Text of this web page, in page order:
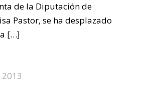
de la Diputación de
Pastor, se ha desplazado
[…]